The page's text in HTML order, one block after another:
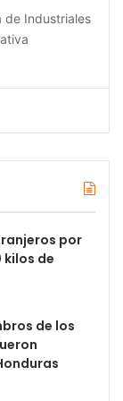
de Industriales
por
kilos de
de los